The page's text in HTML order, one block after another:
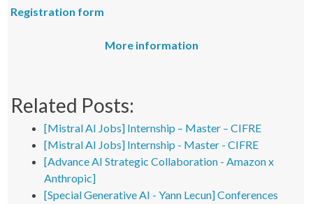
Registration form
More information
Related Posts:
[Mistral AI Jobs] Internship – Master – CIFRE
[Mistral AI Jobs] Internship - Master - CIFRE
[Advance AI Strategic Collaboration - Amazon x
Anthropic]
[Special Generative AI - Yann Lecun] Conferences